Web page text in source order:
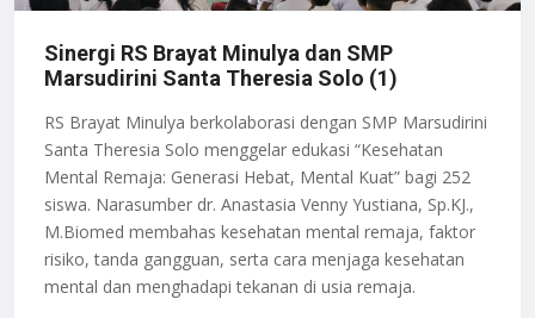
Sinergi RS Brayat Minulya dan SMP
Marsudirini Santa Theresia Solo (1)
RS Brayat Minulya berkolaborasi dengan SMP Marsudirini
Santa Theresia Solo menggelar edukasi “Kesehatan
Mental Remaja: Generasi Hebat, Mental Kuat” bagi 252
siswa. Narasumber dr. Anastasia Venny Yustiana, Sp.KJ.,
M.Biomed membahas kesehatan mental remaja, faktor
risiko, tanda gangguan, serta cara menjaga kesehatan
mental dan menghadapi tekanan di usia remaja.